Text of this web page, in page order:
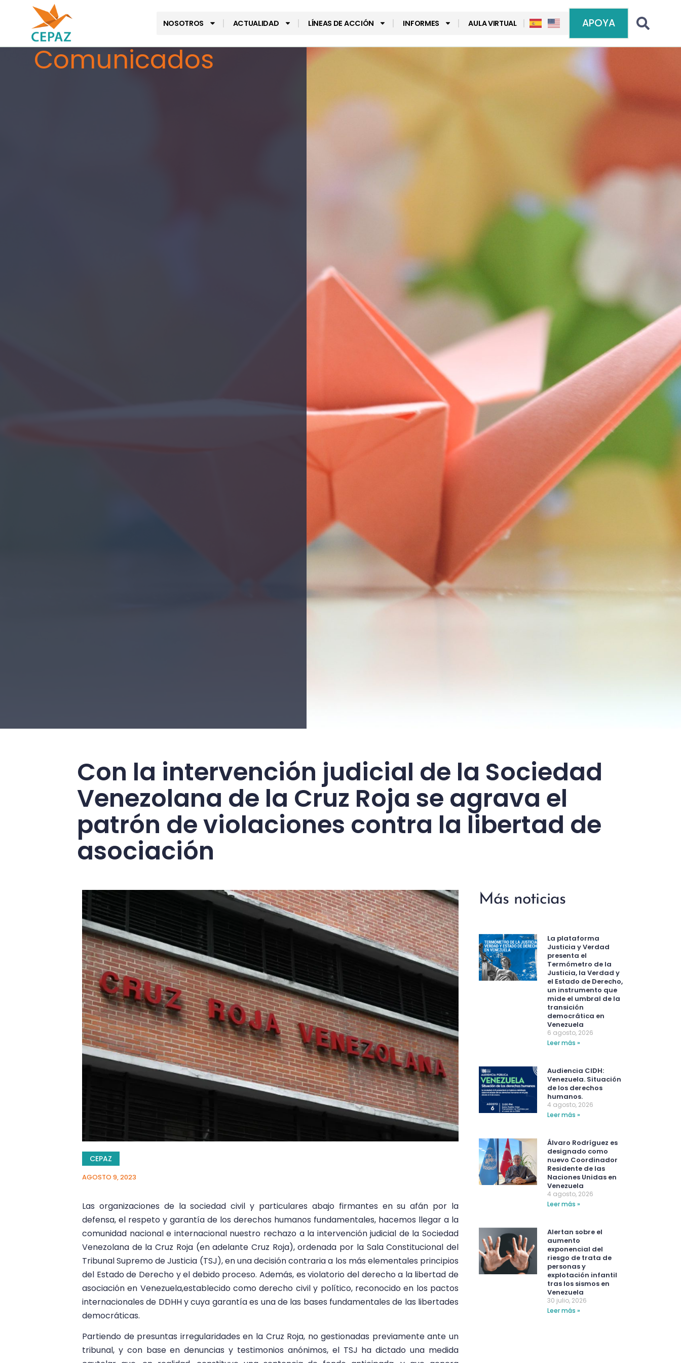
NOSOTROS ACTUALIDAD LÍNEAS DE ACCIÓN INFORMES AULA VIRTUAL APOYA
Comunicados
Con la intervención judicial de la Sociedad
Venezolana de la Cruz Roja se agrava el
patrón de violaciones contra la libertad de
asociación
CEPAZ
AGOSTO 9, 2023
Las organizaciones de la sociedad civil y particulares abajo firmantes en su afán por la
defensa, el respeto y garantía de los derechos humanos fundamentales, hacemos llegar a la
comunidad nacional e internacional nuestro rechazo a la intervención judicial de la Sociedad
Venezolana de la Cruz Roja (en adelante Cruz Roja), ordenada por la Sala Constitucional del
Tribunal Supremo de Justicia (TSJ), en una decisión contraria a los más elementales principios
del Estado de Derecho y el debido proceso. Además, es violatorio del derecho a la libertad de
asociación en Venezuela,establecido como derecho civil y político, reconocido en los pactos
internacionales de DDHH y cuya garantía es una de las bases fundamentales de las libertades
democráticas.
Partiendo de presuntas irregularidades en la Cruz Roja, no gestionadas previamente ante un
tribunal, y con base en denuncias y testimonios anónimos, el TSJ ha dictado una medida
Más noticias
La plataforma
Justicia y Verdad
presenta el
Termómetro de la
Justicia, la Verdad y
el Estado de Derecho,
un instrumento que
mide el umbral de la
transición
democrática en
Venezuela
6 agosto, 2026
Leer más »
Audiencia CIDH:
Venezuela. Situación
de los derechos
humanos.
4 agosto, 2026
Leer más »
Álvaro Rodríguez es
designado como
nuevo Coordinador
Residente de las
Naciones Unidas en
Venezuela
4 agosto, 2026
Leer más »
Alertan sobre el
aumento
exponencial del
riesgo de trata de
personas y
explotación infantil
tras los sismos en
Venezuela
30 julio, 2026
Leer más »